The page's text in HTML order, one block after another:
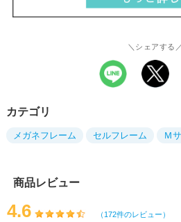
＼シェアする／
カテゴリ
メガネフレーム セルフレーム Ｍ
商品レビュー
4.6 （172件のレビュー）